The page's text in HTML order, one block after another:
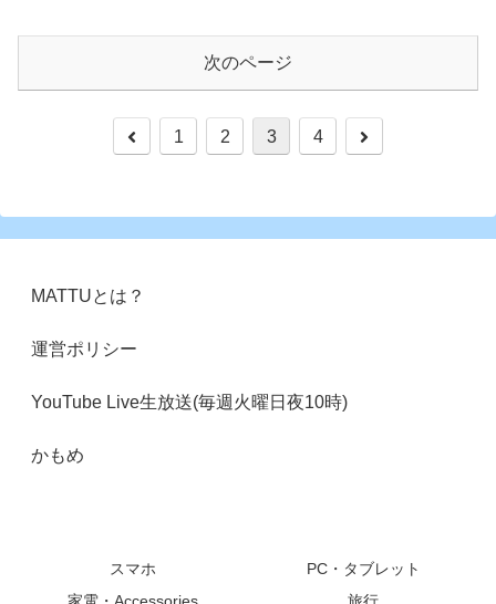
次のページ
前
1 2 3 4
次
MATTUとは？
運営ポリシー
YouTube Live生放送(毎週火曜日夜10時)
かもめ
スマホ
PC・タブレット